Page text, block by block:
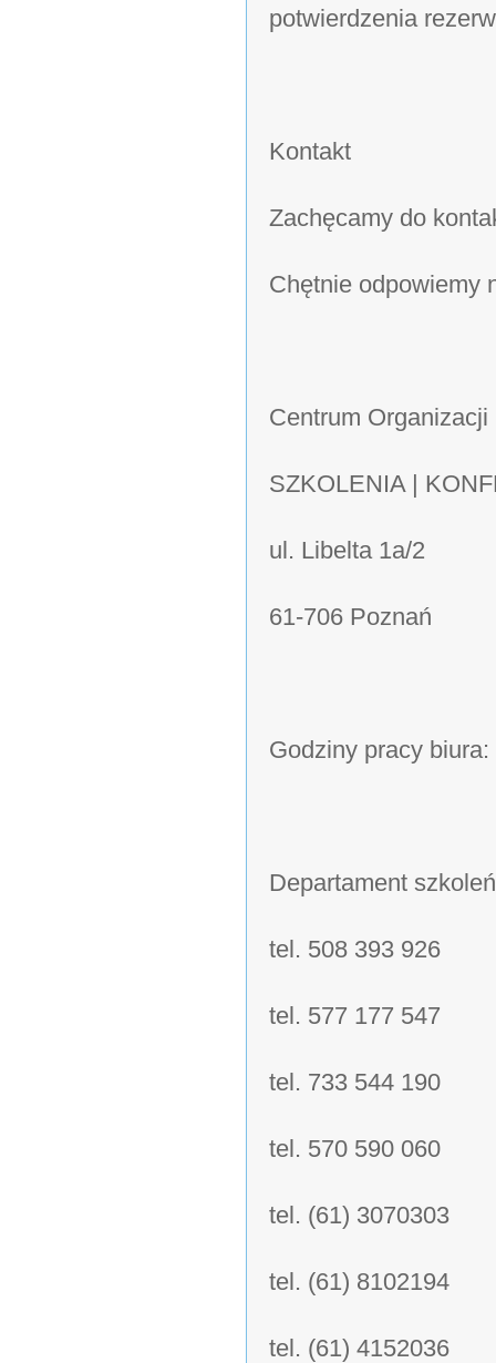
potwierdzenia
Kontakt
Zachęcamy do
Chętnie odpowiemy
Centrum
SZKOLENIA |
ul. Libelta 1a/2
61-706 Poznań
Godziny pracy
Departament
tel. 508 393 926
tel. 577 177 547
tel. 733 544 190
tel. 570 590 060
tel. (61) 3070303
tel. (61) 8102194
tel. (61) 4152036